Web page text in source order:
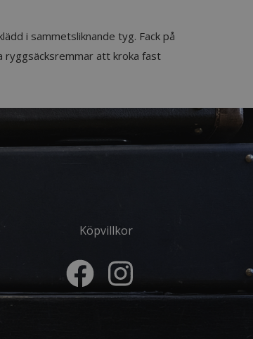
i sammetsliknande tyg. Fack på
ryggsäcksremmar att kroka fast
Köpvillkor